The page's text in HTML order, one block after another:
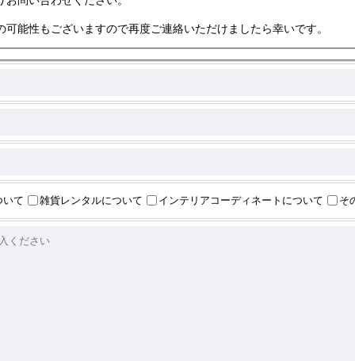
能性もございますので再度ご連絡いただけましたら幸いです。
いて 雑貨レンタルについて インテリアコーディネートについて そ